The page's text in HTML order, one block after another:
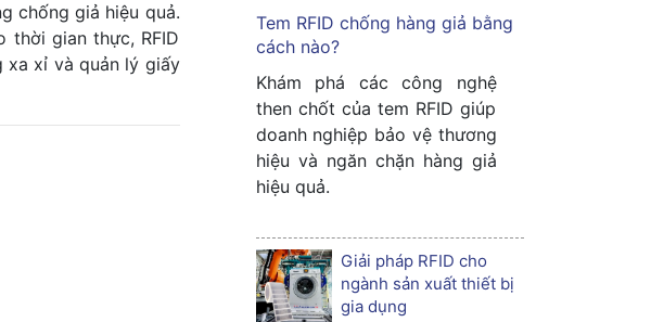
chống giả hiệu quả.
thời gian thực, RFID
xa xỉ và quản lý giấy
Tem RFID chống hàng giả bằng
cách nào?
Khám phá các công nghệ
then chốt của tem RFID giúp
doanh nghiệp bảo vệ thương
hiệu và ngăn chặn hàng giả
hiệu quả.
Giải pháp RFID cho
ngành sản xuất thiết bị
gia dụng